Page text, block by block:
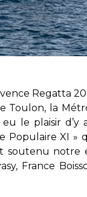
Regatta
Toulon, la
le plaisir d’y
Populaire XI
soutenu notre
France